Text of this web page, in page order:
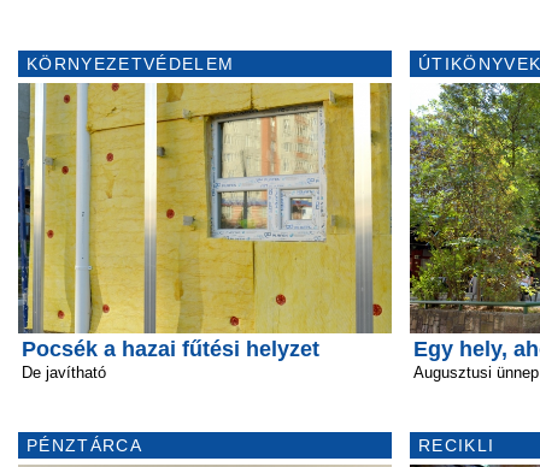
KÖRNYEZETVÉDELEM
Pocsék a hazai fűtési helyzet
De javítható
PÉNZTÁRCA
Egy hely,
Augusztusi
RECIKLI